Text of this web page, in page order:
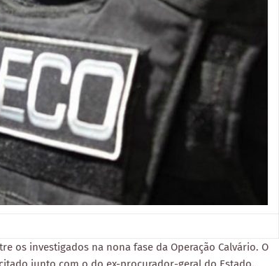
os investigados na nona fase da Operação Calvário. O